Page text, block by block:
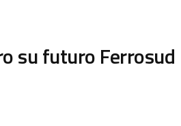
su futuro Ferrosud